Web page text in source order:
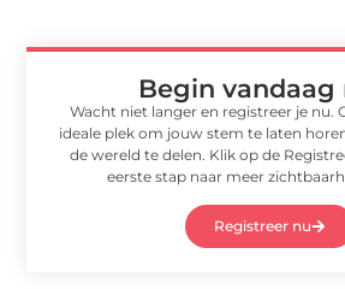
Begin vandaag
Wacht niet langer en registreer je nu.
ideale plek om jouw stem te laten
de wereld te delen. Klik op de
eerste stap naar meer
Registreer nu